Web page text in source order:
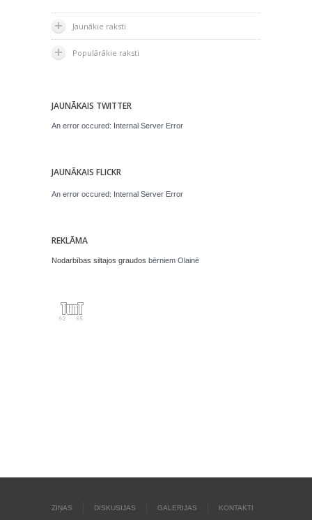
Jaunākie raksti
Populārākie raksti
JAUNĀKAIS TWITTER
An error occured: Internal Server Error
JAUNĀKAIS FLICKR
An error occured: Internal Server Error
REKLĀMA
Nodarbības siltajos graudos bērniem Olainē
ZIŅAS DISKUSIJAS GALERIJAS KONTAKTI